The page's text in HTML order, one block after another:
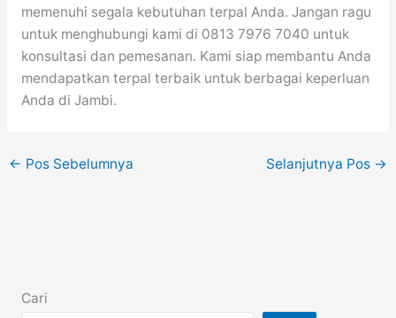
memenuhi segala kebutuhan terpal Anda. Jangan ragu
untuk menghubungi kami di 0813 7976 7040 untuk
konsultasi dan pemesanan. Kami siap membantu Anda
mendapatkan terpal terbaik untuk berbagai keperluan
Anda di Jambi.
← Pos Sebelumnya Selanjutnya Pos →
Cari